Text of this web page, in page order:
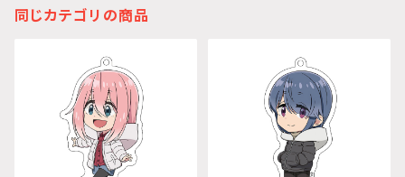
同じカテゴリの商品